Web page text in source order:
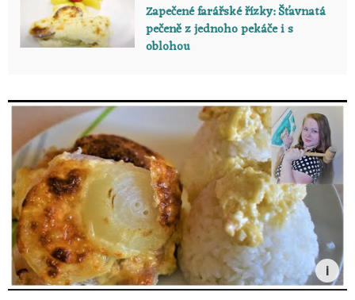
Zapečené farářské řízky: Šťavnatá
pečeně z jednoho pekáče i s
oblohou